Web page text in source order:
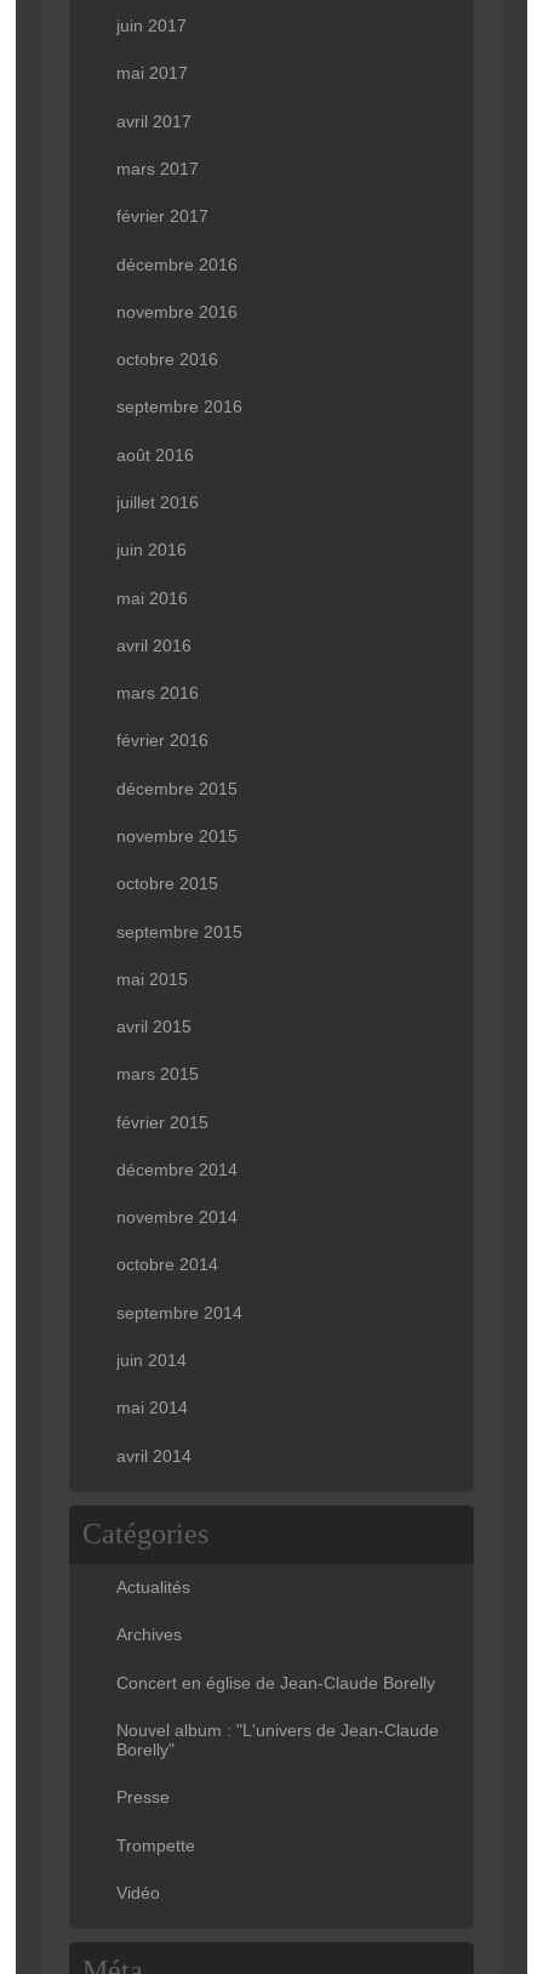
juin 2017
mai 2017
avril 2017
mars 2017
février 2017
décembre 2016
novembre 2016
octobre 2016
septembre 2016
août 2016
juillet 2016
juin 2016
mai 2016
avril 2016
mars 2016
février 2016
décembre 2015
novembre 2015
octobre 2015
septembre 2015
mai 2015
avril 2015
mars 2015
février 2015
décembre 2014
novembre 2014
octobre 2014
septembre 2014
juin 2014
mai 2014
avril 2014
Catégories
Actualités
Archives
Concert en église de Jean-Claude Borelly
Nouvel album : "L'univers de Jean-Claude
Borelly"
Presse
Trompette
Vidéo